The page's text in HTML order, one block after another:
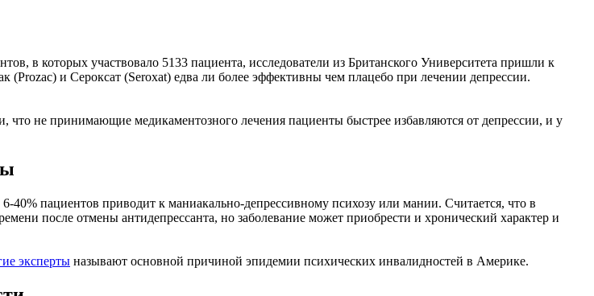
в которых участвовало 5133 пациента, исследователи из Британского Университета пришли к
(Prozac) и Сероксат (Seroxat) едва ли более эффективны чем плацебо при лечении депрессии.
что не принимающие медикаментозного лечения пациенты быстрее избавляются от депрессии, и у
пациентов приводит к маниакально-депрессивному психозу или мании. Считается, что в
после отмены антидепрессанта, но заболевание может приобрести и хронический характер и
эксперты называют основной причиной эпидемии психических инвалидностей в Америке.